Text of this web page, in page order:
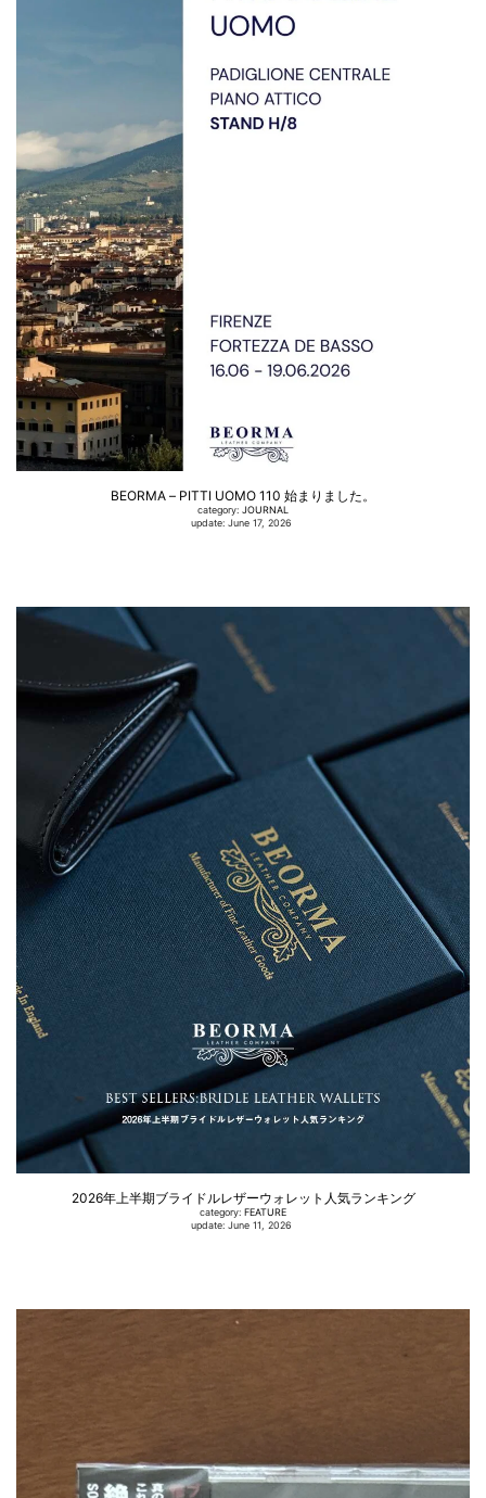
BEORMA – PITTI UOMO 110 始まりました。
category: JOURNAL
update: June 17, 2026
2026年上半期ブライドルレザーウォレット人気ランキング
category: FEATURE
update: June 11, 2026